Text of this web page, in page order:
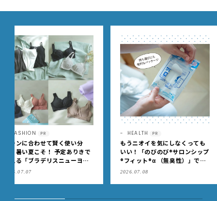
HEALTH
もうニオイを気にしなくっても
いい！「のびのび®サロンシップ
®フィット®α （無臭性）」で、
肩こりや足腰のダルさを出先で
2026.07.08
LIFE
コンパクトかつ、新生児か
頃までずっと快適に使える
面式ベビーカー
2026.07.10